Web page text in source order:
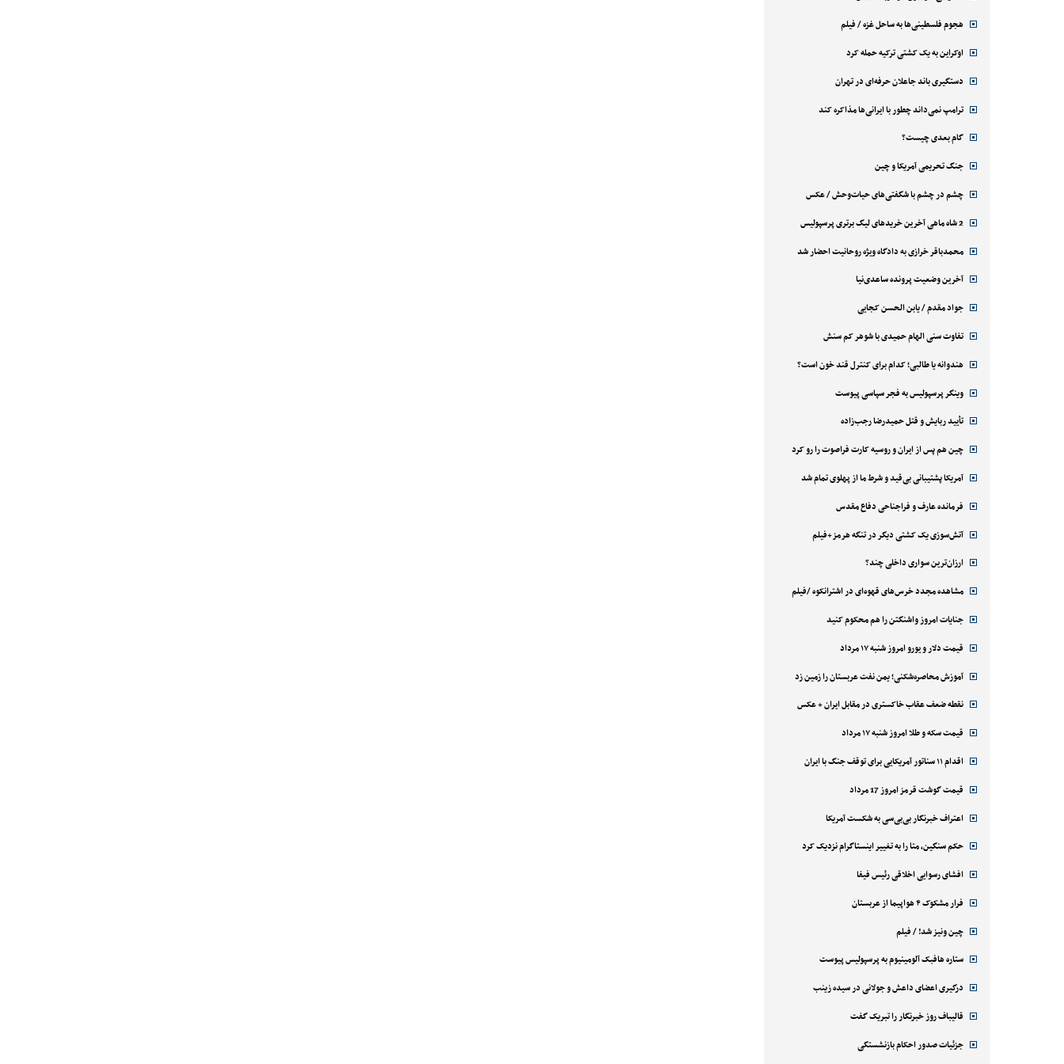
هجوم فلسطینی‌ها به ساحل غزه / فیلم
اوکراین به یک کشتی ترکیه حمله کرد
دستگیری باند جاعلان حرفه‌ای در تهران
ترامپ نمی‌داند چطور با ایرانی‌ها مذاکره کند
گام بعدی چیست؟
جنگ تحریمی آمریکا و چین
چشم در چشم با شگفتی‌های حیات‌وحش / عکس
2 شاه ماهی آخرین خریدهای لیگ برتری پرسپولیس
محمدباقر خرازی به دادگاه ویژه روحانیت احضار شد
آخرین وضعیت پرونده ساعدی‌نیا
جواد مقدم / یابن الحسن کجایی
تفاوت سنی الهام حمیدی با شوهر کم سنش
هندوانه یا طالبی؛ کدام‌ برای کنترل قند خون است؟
وینگر پرسپولیس به فجر سپاسی پیوست
تأیید ربایش و قتل حمیدرضا رجب‌زاده
چین هم پس از ایران و روسیه کارت فراصوت را رو کرد
آمریکا پشتیبانی بی‌قید و شرط ما از پهلوی تمام شد
فرمانده عارف و فراجناحی دفاع مقدس
آتش‌سوزی یک کشتی دیگر در تنگه هرمز+فیلم
ارزان‌ترین سواری داخلی چند؟
مشاهده مجدد خرس‌های قهوه‌ای در اشترانکوه /فیلم
جنایات امروز واشنگتن را هم محکوم کنید
قیمت دلار و یورو امروز شنبه ۱۷ مرداد
آموزش محاصره‌شکنی؛ یمن نفت عربستان را زمین زد
نقطه ضعف عقاب خاکستری در مقابل ایران + عکس
قیمت سکه و طلا امروز شنبه ۱۷ مرداد
اقدام ۱۱ سناتور آمریکایی برای توقف جنگ با ایران
قیمت گوشت قرمز امروز 17 مرداد
اعتراف خبرنگار بی‌بی‌سی به شکست آمریکا
حکم سنگین، متا را به تغییر اینستاگرام نزدیک کرد
افشای رسوایی اخلاقی رئیس فیفا
فرار مشکوک ۴ هواپیما از عربستان
چین ونیز شد! / فیلم
ستاره هافبک آلومینیوم به پرسپولیس پیوست
درگیری اعضای داعش و جولانی در سیده زینب
قالیباف روز خبرنگار را تبریک گفت
جزئیات صدور احکام بازنشستگی